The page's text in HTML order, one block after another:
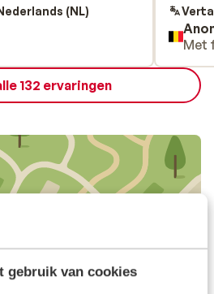
gebruik van cookies
(NL)
Met
132 ervaringen